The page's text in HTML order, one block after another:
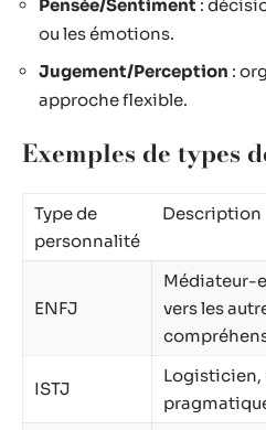
Pensée/Sentiment :
ou les émotions.
Jugement/Perception :
approche flexible.
Exemples de types
Type de
personnalité
Description
ENFJ
Médiateur-
vers les
ISTJ
Logisticien,